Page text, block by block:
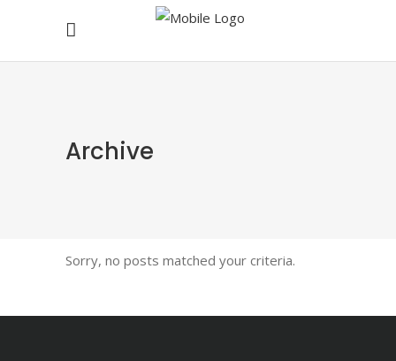
Archive
Sorry, no posts matched your criteria.